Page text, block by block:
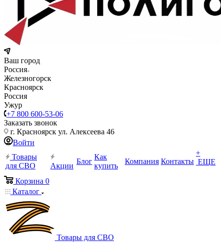
Ваш город
Россия
Железногорск
Красноярск
Россия
Ужур
+7 800 600-53-06
Заказать звонок
г. Красноярск ул. Алексеева 46
Войти
Товары
для СВО
Акции
Блог
Как
купить
Компания Контакты
+
ЕЩЕ
Корзина 0
Каталог
Товары для СВО